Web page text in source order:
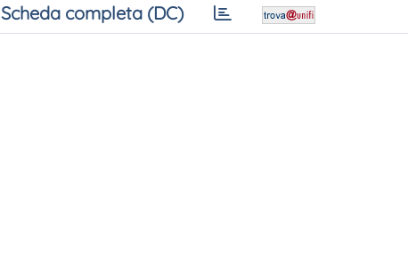
Scheda completa (DC)